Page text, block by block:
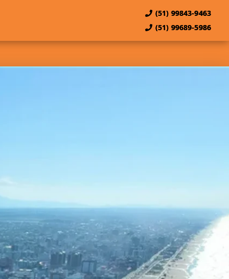
(51) 99843-9463
(51) 99689-5986